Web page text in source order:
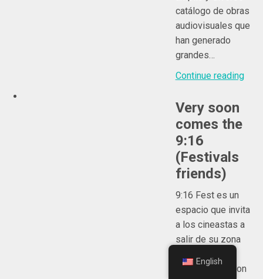
catálogo de obras
audiovisuales que
han generado
grandes…
Continue reading
Very soon
comes the
9:16
(Festivals
friends)
9:16 Fest es un
espacio que invita
a los cineastas a
salir de su zona
experimentar con
English